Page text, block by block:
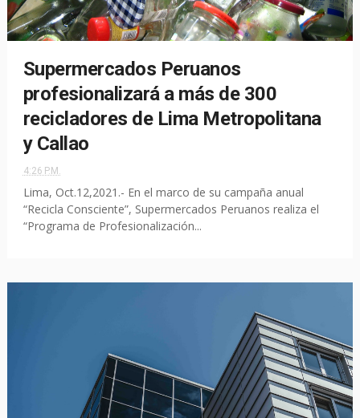
Supermercados Peruanos
profesionalizará a más de 300
recicladores de Lima Metropolitana
y Callao
4:26 P.M.
Lima, Oct.12,2021.- En el marco de su campaña anual
“Recicla Consciente”, Supermercados Peruanos realiza el
“Programa de Profesionalización...